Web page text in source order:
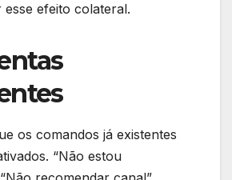
esse efeito colateral.
os comandos já existentes
“Não estou